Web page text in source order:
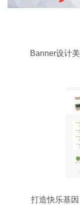
Banner设计
打造快乐基